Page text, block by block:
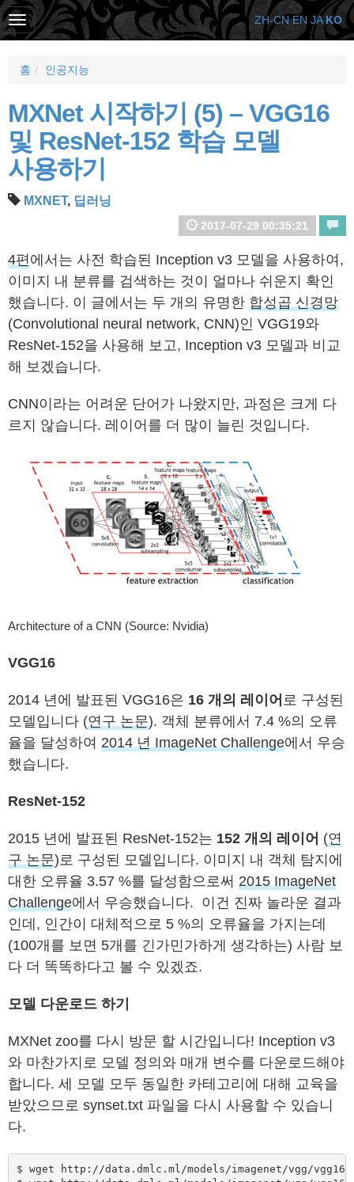
홈 인공지능
MXNet 시작하기 (5) – VGG16
및 ResNet-152 학습 모델
사용하기
MXNET, 딥러닝
2017-07-29 00:35:21
4편에서는 사전 학습된 Inception v3 모델을 사용하여,
이미지 내 분류를 검색하는 것이 얼마나 쉬운지 확인
했습니다. 이 글에서는 두 개의 유명한 합성곱 신경망
(Convolutional neural network, CNN)인 VGG19와
ResNet-152을 사용해 보고, Inception v3 모델과 비교
해 보겠습니다.
CNN이라는 어려운 단어가 나왔지만, 과정은 크게 다
르지 않습니다. 레이어를 더 많이 늘린 것입니다.
Architecture of a CNN (Source: Nvidia)
VGG16
2014 년에 발표된 VGG16은 16 개의 레이어 로 구성된
모델입니다 (연구 논문). 객체 분류에서 7.4 %의 오류
율을 달성하여 2014 년 ImageNet Challenge에서 우승
했습니다.
ResNet-152
2015 년에 발표된 ResNet-152는 152 개의 레이어 (연
구 논문)로 구성된 모델입니다. 이미지 내 객체 탐지에
대한 오류율 3.57 %를 달성함으로써 2015 ImageNet
Challenge에서 우승했습니다. 이건 진짜 놀라운 결과
인데, 인간이 대체적으로 5 %의 오류율을 가지는데
(100개를 보면 5개를 긴가민가하게 생각하는) 사람 보
다 더 똑똑하다고 볼 수 있겠죠.
모델 다운로드 하기
MXNet zoo를 다시 방문 할 시간입니다! Inception v3
와 마찬가지로 모델 정의와 매개 변수를 다운로드해야
합니다. 세 모델 모두 동일한 카테고리에 대해 교육을
받았으므로 synset.txt 파일을 다시 사용할 수 있습니
다.
$ wget http://data.dmlc.ml/models/imagenet/vgg/vgg16-
ZH-CN EN JA KO